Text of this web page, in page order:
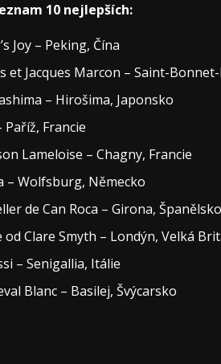
10 nejlepších:
Joy – Peking, Čína
et Jacques Marcon – Saint-
– Hirošima, Japonsko
Paříž, Francie
Lameloise – Chagny, Francie
– Wolfsburg, Německo
de Can Roca – Girona, Španělsko
od Clare Smyth – Londýn, Velká
– Senigallia, Itálie
Blanc – Basilej, Švýcarsko